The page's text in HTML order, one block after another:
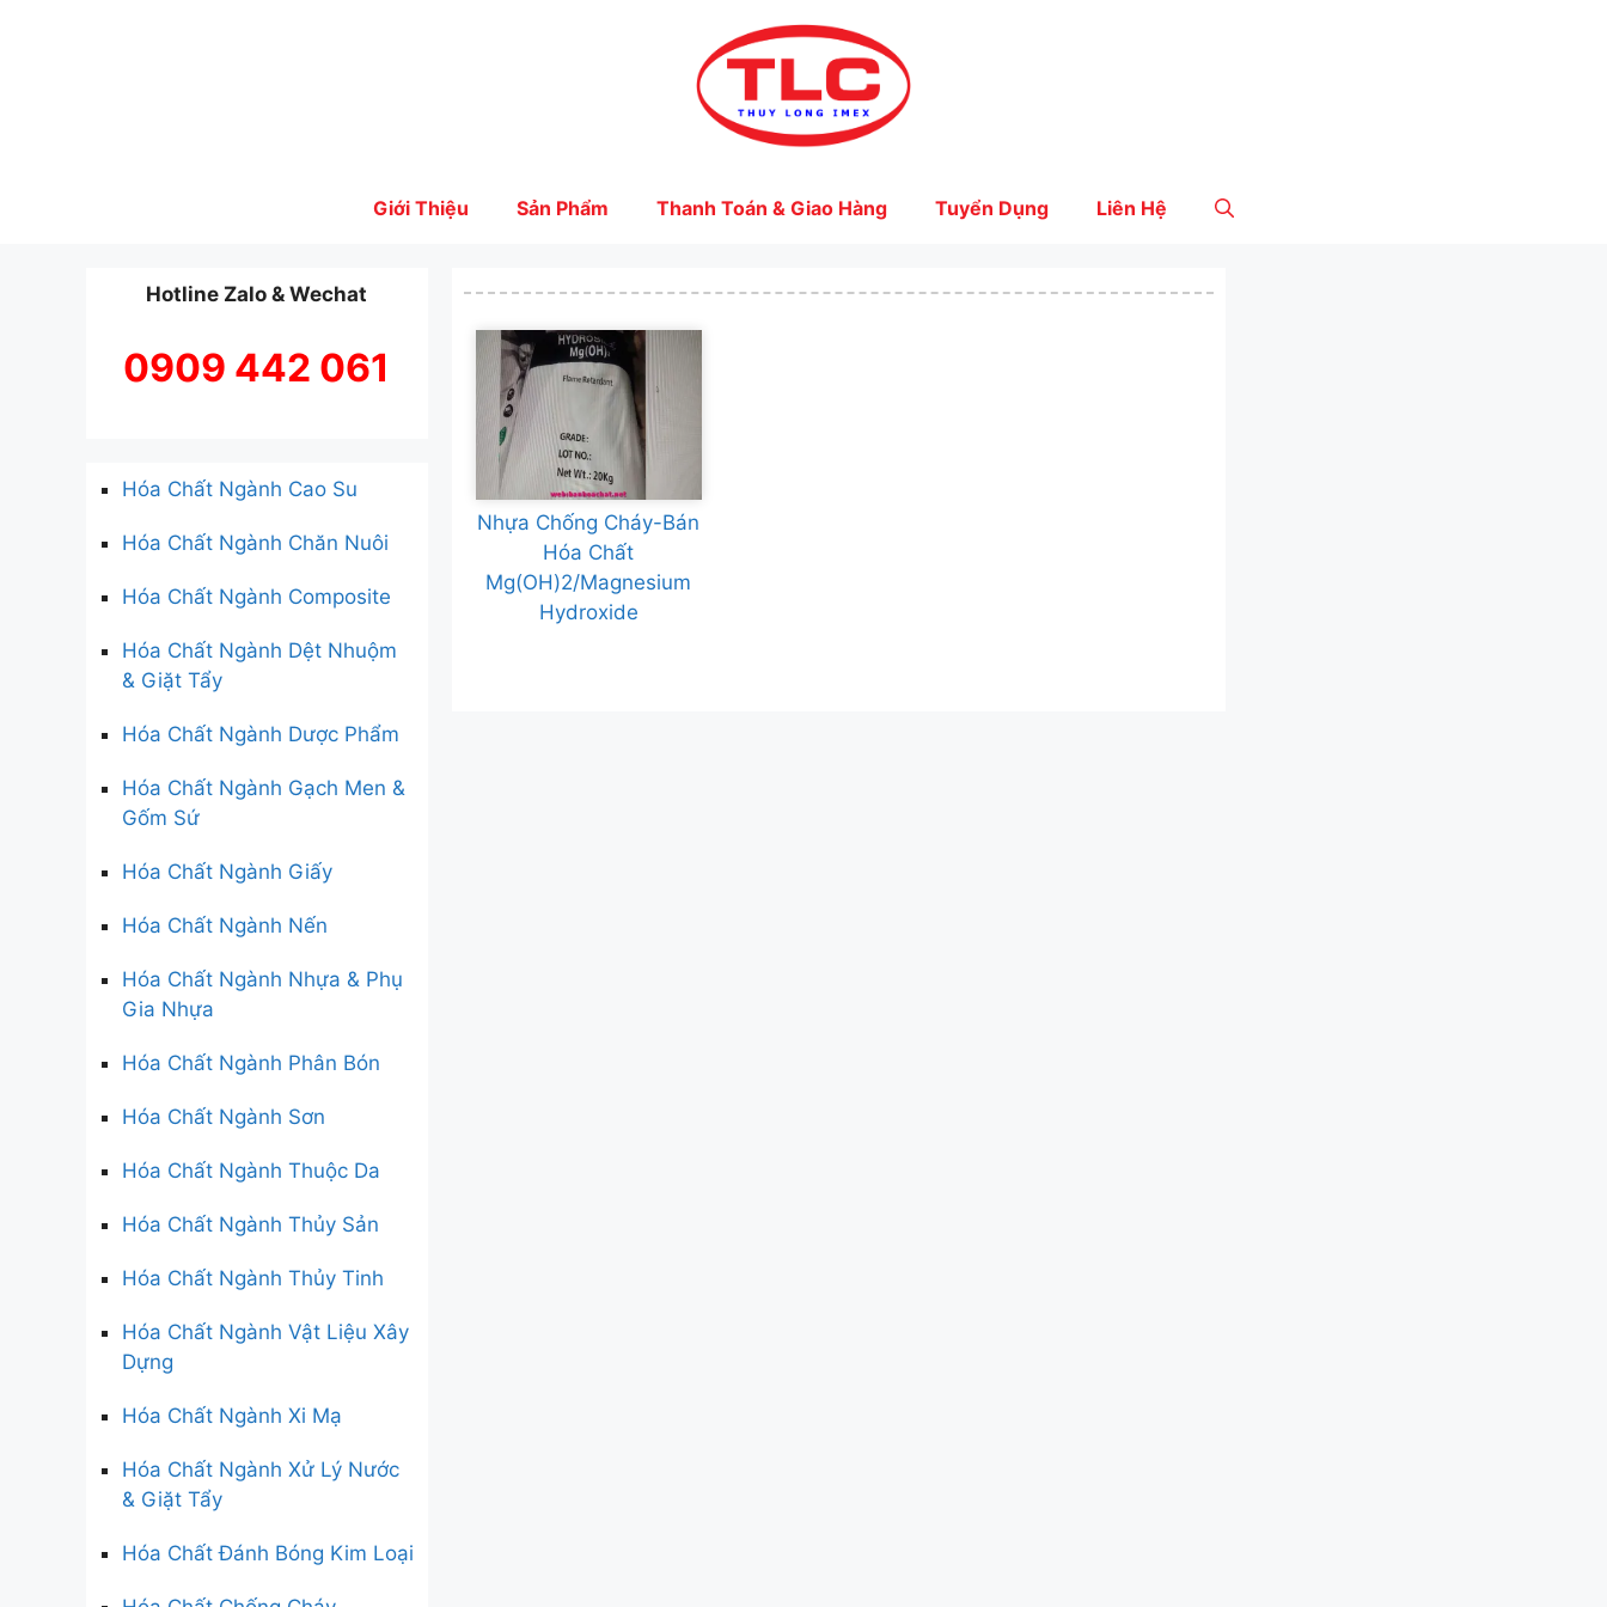
Giới Thiệu Sản Phẩm Thanh Toán & Giao Hàng Tuyển Dụng Liên Hệ
Nhựa Chống Cháy-Bán
Hóa Chất
Mg(OH)2/Magnesium
Hydroxide
Hotline Zalo & Wechat
0909 442 061
Hóa Chất Ngành Cao Su
Hóa Chất Ngành Chăn Nuôi
Hóa Chất Ngành Composite
Hóa Chất Ngành Dệt Nhuộm
& Giặt Tẩy
Hóa Chất Ngành Dược Phẩm
Hóa Chất Ngành Gạch Men &
Gốm Sứ
Hóa Chất Ngành Giấy
Hóa Chất Ngành Nến
Hóa Chất Ngành Nhựa & Phụ
Gia Nhựa
Hóa Chất Ngành Phân Bón
Hóa Chất Ngành Sơn
Hóa Chất Ngành Thuộc Da
Hóa Chất Ngành Thủy Sản
Hóa Chất Ngành Thủy Tinh
Hóa Chất Ngành Vật Liệu Xây
Dựng
Hóa Chất Ngành Xi Mạ
Hóa Chất Ngành Xử Lý Nước
& Giặt Tẩy
Hóa Chất Đánh Bóng Kim Loại